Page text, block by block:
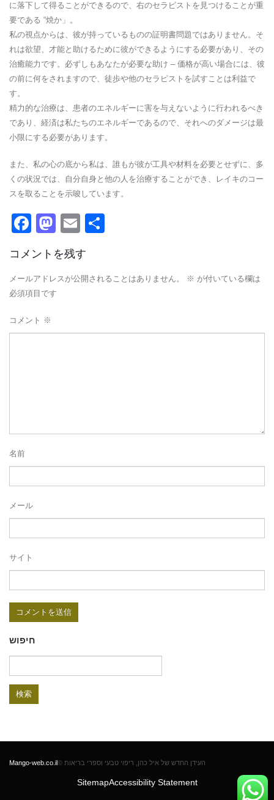
に落下して得ることができるので、右のセラピストを見つけることが重
要である “焼か」。
私の視点からは、彼が持っているものの証明書問題ではありません。そ
れは欲望、才能と助けるために彼ができるようにする必要があり、その
治癒能力です。必ずしもあなたが必要な助け – 価格が高い場合には、彼
の前に何をされますので、徒歩や他のセラピストを試すことは利益で
す。
精力的な治療は、患者のエネルギーに害を与えないように行われるべき
であり、経済は私たちのエネルギーであるので、それへのダメージは最
小限にする必要があります。
また、私の心の底から私は、誰もが彼が工具や材料を必要とせずに、多
くの状況では、自分自身と他の人を治療することができ、レイキのコー
スを取ることを示唆しています。
Facebook
Mastodon
Email
コメントを残す
メールアドレスが公開されることはありません。 ※ が付いている欄は
必須項目です
コメント ※
名前
メール
サイト
חיפוש
索:
© העידן החדש של איל כהן, ריפוי טבעי וספרי בריאות Mango-web.co.il
SitemapAccessibility Statement